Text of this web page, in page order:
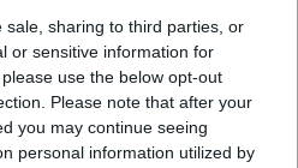
sale, sharing to third parties, or
or sensitive information for
use the below opt-out
Please note that after your
you may continue seeing
personal information utilized by